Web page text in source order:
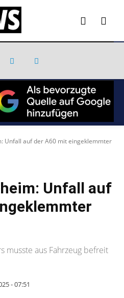
Unfall auf der A60 mit eingeklemmter
Unfall auf
musste aus Fahrzeug befreit
- 07:51